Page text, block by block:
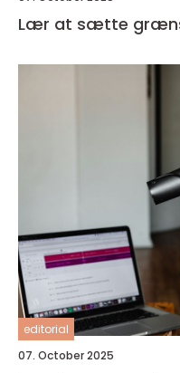
Lær at sætte
editorial
07. October 2025